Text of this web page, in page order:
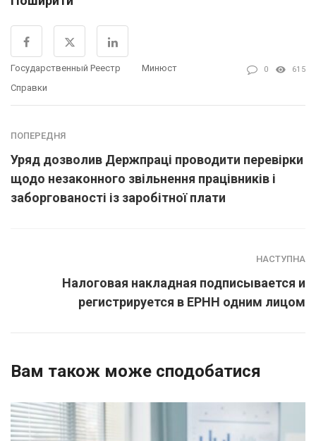
Государственный Реестр
Минюст
Справки
0 615
ПОПЕРЕДНЯ
Уряд дозволив Держпраці проводити перевірки
щодо незаконного звільнення працівників і
заборгованості із заробітної плати
НАСТУПНА
Налоговая накладная подписывается и
регистрируется в ЕРНН одним лицом
Вам також може сподобатися